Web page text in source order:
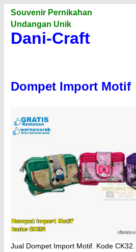
Souvenir Pernikahan
Undangan Unik
Dani-Craft
Dompet Import Motif
Jual Dompet Import Motif. Kode CK32.